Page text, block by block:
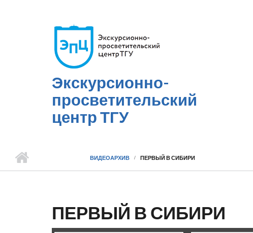
Экскурсионно-
просветительский
центр ТГУ
ВИДЕОАРХИВ ПЕРВЫЙ В СИБИРИ
ПЕРВЫЙ В СИБИРИ